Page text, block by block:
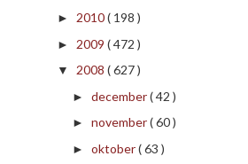
► 2010( 198 )
► 2009 ( 472 )
▼ 2008 ( 627 )
► december( 42 )
► november( 60 )
► oktober( 63 )